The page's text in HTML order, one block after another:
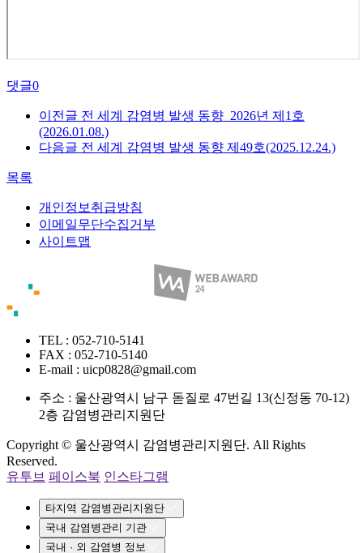
댓글0
이전글 전 세계 감염병 발생 동향_2026년 제1호
(2026.01.08.)
다음글 전 세계 감염병 발생 동향 제49호(2025.12.24.)
목록
개인정보취급방침
이메일무단수집거부
사이트맵
TEL : 052-710-5141
FAX : 052-710-5140
E-mail : uicp0828@gmail.com
주소 : 울산광역시 남구 돋질로 47번길 13(신정동 70-12)
2층 감염병관리지원단
Copyright © 울산광역시 감염병관리지원단. All Rights
Reserved.
유투브 페이스북 인스타그램
타지역 감염병관리지원단
국내 감염병관리 기관
국내 · 외 감염병 정보